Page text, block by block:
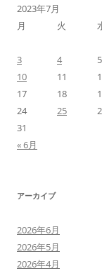
2023年7月
月
火
3
4 5
10
11
17
18
24
25
31
« 6月
アーカイブ
2026年6月
2026年5月
2026年4月